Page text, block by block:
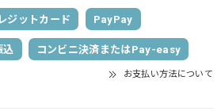
ジットカード PayPay
込 コンビニ決済またはPay-easy
お支払い方法について